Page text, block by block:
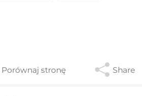
Porównaj stronę Share